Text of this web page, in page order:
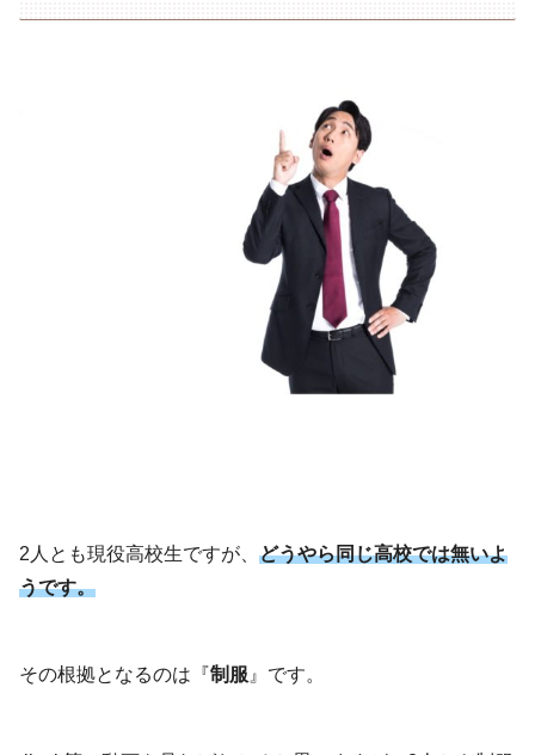
2人とも現役高校生ですが、 どうやら同じ高校では無いよ
うです。
その根拠となるのは『制服 』です。